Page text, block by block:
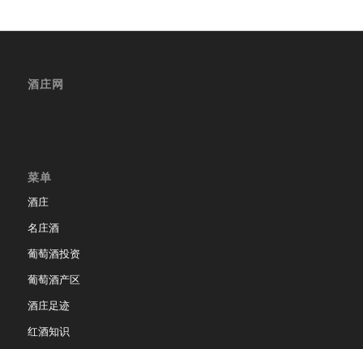
酒庄网
菜单
酒庄
名庄酒
葡萄酒投资
葡萄酒产区
酒庄足迹
红酒知识